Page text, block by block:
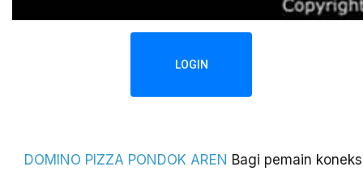
LOGIN
DOMINO PIZZA PONDOK AREN Bagi pemain